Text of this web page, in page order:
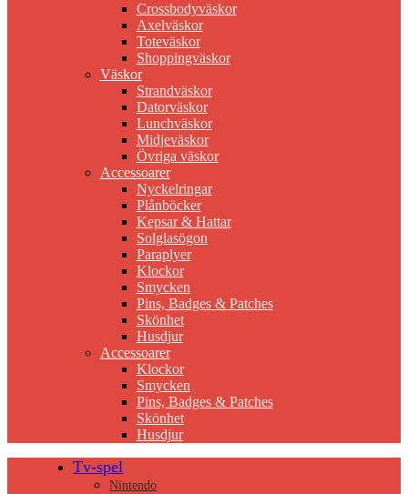
Crossbodyväskor
Axelväskor
Toteväskor
Shoppingväskor
Väskor
Strandväskor
Datorväskor
Lunchväskor
Midjeväskor
Övriga väskor
Accessoarer
Nyckelringar
Plånböcker
Kepsar & Hattar
Solglasögon
Paraplyer
Klockor
Smycken
Pins, Badges & Patches
Skönhet
Husdjur
Accessoarer
Klockor
Smycken
Pins, Badges & Patches
Skönhet
Husdjur
Tv-spel
Nintendo